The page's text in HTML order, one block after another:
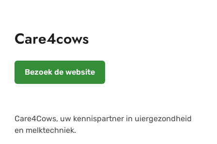
Care4cows
Bezoek de website
Care4Cows, uw kennispartner in uiergezondheid
en melktechniek.